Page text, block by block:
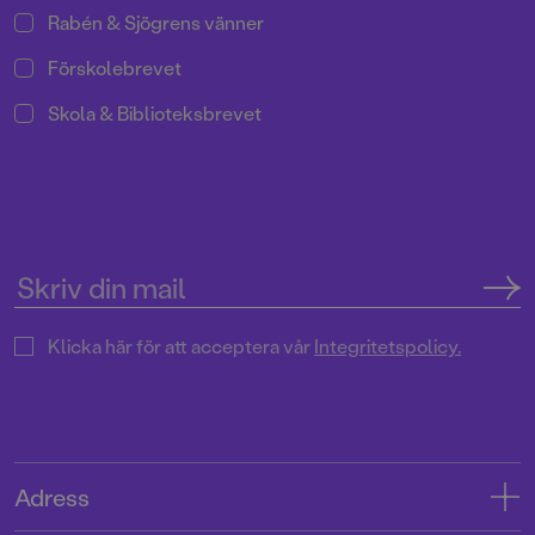
Rabén & Sjögrens vänner
Förskolebrevet
Skola & Biblioteksbrevet
Klicka här för att acceptera vårIntegritetspolicy.
Adress